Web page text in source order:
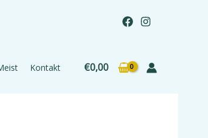
Kontakt €0,00